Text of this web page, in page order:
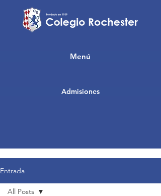
Admisiones
Menú
Entrada
All Posts